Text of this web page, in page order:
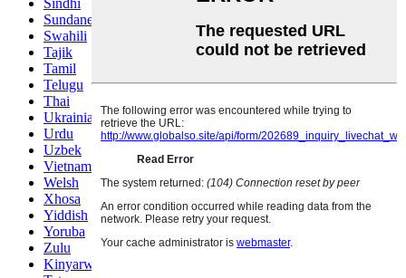
Sindhi
Sundanese
Swahili
Tajik
Tamil
Telugu
Thai
Ukrainian
Urdu
Uzbek
Vietnamese
Welsh
Xhosa
Yiddish
Yoruba
Zulu
Kinyarwanda